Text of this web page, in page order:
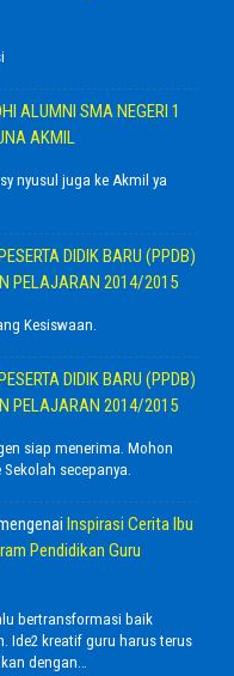
ALUMNI SMA NEGERI 1
AKMIL
nyusul juga ke Akmil ya
DIDIK BARU (PPDB)
PELAJARAN 2014/2015
Kesiswaan.
DIDIK BARU (PPDB)
PELAJARAN 2014/2015
siap menerima. Mohon
secepanya.
Inspirasi Cerita Ibu
Pendidikan Guru
bertransformasi baik
Ide2 kreatif guru harus terus
dengan…